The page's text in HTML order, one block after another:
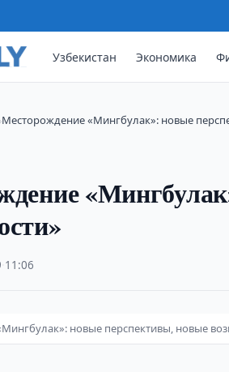
Узбекистан Экономика
›Месторождение «Мингбулак»: новые
11:06
новые перспективы, новые